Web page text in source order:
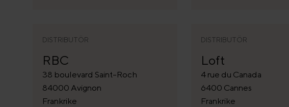
DISTRIBUTÖR
RBC
38 boulevard Saint-Roch
84000 Avignon
Frankrike
DISTRIBUTÖR
Loft
4 rue du Canada
6400 Cannes
Frankrike